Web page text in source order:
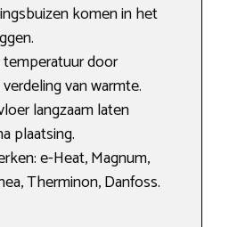
komen in het
door
van warmte.
langzaam laten
plaatsing.
e-Heat, Magnum,
Therminon, Danfoss.